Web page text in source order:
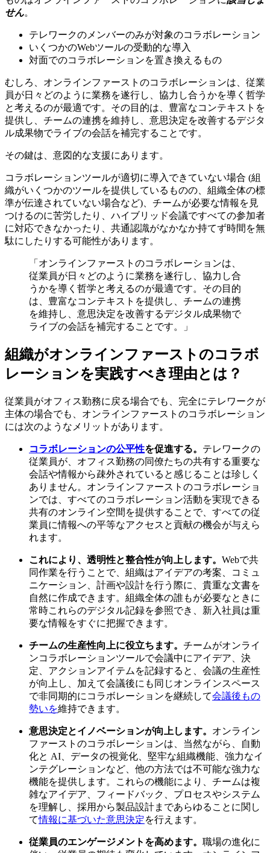
せん。
テレワークのメンバーのみが対象のコラボレーション
いくつかのWebツールの受動的な導入
対面でのコラボレーションを置き換えるもの
むしろ、オンラインファーストのコラボレーションは、従業
員が日々どのように業務を遂行し、協力し合うかを導く哲学
と考えるのが最適です。その目的は、豊富なコンテキストを
提供し、チームの連携を維持し、意思決定を改善するデジタ
ル成果物でライブの会話を補完することです。
その鍵は、意図的な支援にあります。
コラボレーションツールが適切に導入できていない場合 (組
織がいくつかのツールを提供しているものの、組織全体の標
準が伝達されていない場合など)、チームが必要な情報を見
つけるのに苦労したり、ハイブリッド会議ですべての参加者
に対応できなかったり、共通認識がなかなか持てず時間を無
駄にしたりする可能性があります。
「オンラインファーストのコラボレーションは、
従業員が日々どのように業務を遂行し、協力し合
うかを導く哲学と考えるのが最適です。その目的
は、豊富なコンテキストを提供し、チームの連携
を維持し、意思決定を改善するデジタル成果物で
ライブの会話を補完することです。」
組織がオンラインファーストのコラボ
レーションを実践すべき理由とは？
従業員がオフィス勤務に戻る場合でも、完全にテレワークが
主体の場合でも、オンラインファーストのコラボレーション
には次のようなメリットがあります。
コラボレーションの公平性を促進する。 テレワークの
従業員が、オフィス勤務の同僚たちの共有する重要な
会話や情報から疎外されていると感じることは珍しく
ありません。オンラインファーストのコラボレーショ
ンでは、すべてのコラボレーション活動を実現できる
共有のオンライン空間を提供することで、すべての従
業員に情報への平等なアクセスと貢献の機会が与えら
れます。
これにより、透明性と整合性が向上します。 Webで共
同作業を行うことで、組織はアイデアの考案、コミュ
ニケーション、計画や設計を行う際に、貴重な文書を
自然に作成できます。組織全体の誰もが必要なときに
常時これらのデジタル記録を参照でき、新入社員は重
要な情報をすぐに把握できます。
チームの生産性向上に役立ちます。 チームがオンライ
ンコラボレーションツールで会議中にアイデア、決
定、アクションアイテムを記録すると、会議の生産性
が向上し、加えて会議後にも同じオンラインスペース
で非同期的にコラボレーションを継続して会議後もの
勢いを維持できます。
意思決定とイノベーションが向上します。 オンライン
ファーストのコラボレーションは、当然ながら、自動
化と AI、データの視覚化、堅牢な組織機能、強力なイ
ンテグレーションなど、他の方法では不可能な強力な
機能を提供します。これらの機能により、チームは複
雑なアイデア、フィードバック、プロセスやシステム
を理解し、採用から製品設計まであらゆることに関し
て情報に基づいた意思決定を行えます。
従業員のエンゲージメントを高めます。 職場の進化に